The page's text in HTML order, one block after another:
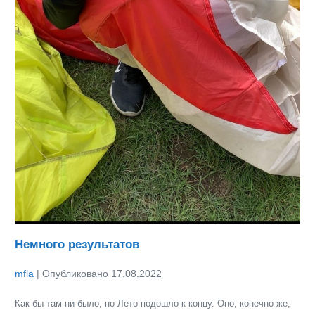
Немного результатов
mfla | Опубликовано 17.08.2022
Как бы там ни было, но Лето подошло к концу. Оно, конечно же,